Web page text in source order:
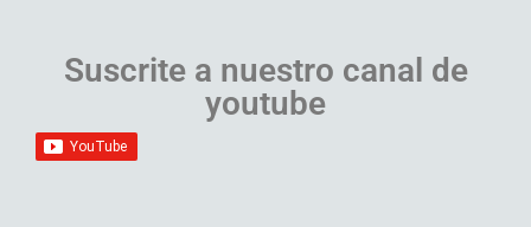
Suscrite a nuestro canal de
youtube